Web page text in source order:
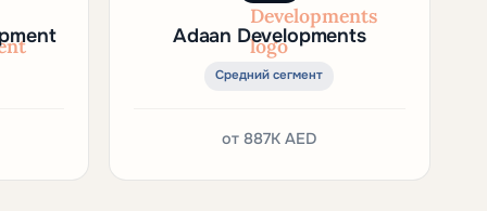
Adaan Developments
Средний сегмент
от887K AED